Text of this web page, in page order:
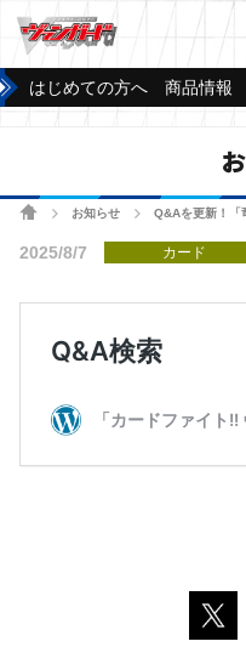
はじめての方へ 商品情報
ホームお知らせ Q&Aを更新！「
2025/8/7 カード